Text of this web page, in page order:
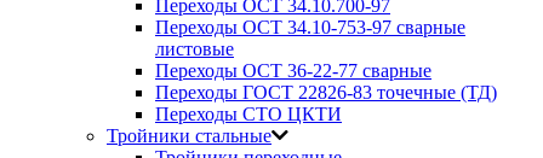
Переходы ОСТ 34.10.700-97
Переходы ОСТ 34.10-753-97 сварные
листовые
Переходы ОСТ 36-22-77 сварные
Переходы ГОСТ 22826-83 точечные (ТД)
Переходы СТО ЦКТИ
Тройники стальные